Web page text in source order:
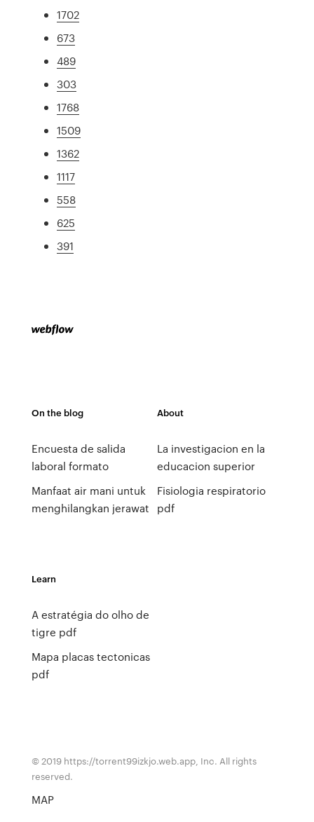
1702
673
489
303
1768
1509
1362
1117
558
625
391
On the blog
Encuesta de salida
laboral formato
Manfaat air mani untuk
menghilangkan jerawat
About
La investigacion en la
educacion superior
Fisiologia respiratorio
pdf
Learn
A estratégia do olho de
tigre pdf
Mapa placas tectonicas
pdf
© 2019 https://torrent99izkjo.web.app, Inc. All rights
reserved.
MAP